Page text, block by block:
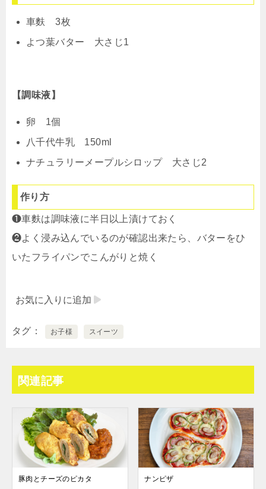
車麩 3枚
よつ葉バター 大さじ1
【調味液】
卵 1個
八千代牛乳 150ml
ナチュラリーメープルシロップ 大さじ2
作り方
❶車麩は調味液に半日以上漬けておく
❷よく浸み込んでいるのが確認出来たら、バターをひ
いたフライパンでこんがりと焼く
お気に入りに追加
タグ お子様 スイーツ
関連記事
豚肉とチーズのピカタ ナンピザ